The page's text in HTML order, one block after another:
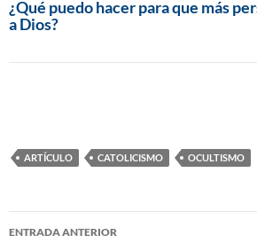
¿Qué puedo hacer para que más
a Dios?
ARTÍCULO CATOLICISMO OCULTISMO
ENTRADA ANTERIOR